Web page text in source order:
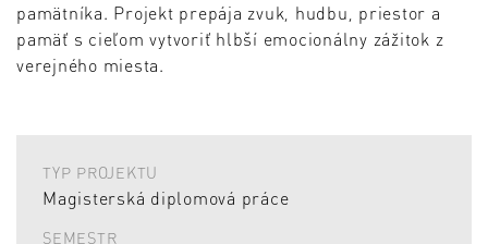
pamätníka. Projekt prepája zvuk, hudbu, priestor a
pamäť s cieľom vytvoriť hlbší emocionálny zážitok z
verejného miesta.
TYP PROJEKTU
Magisterská diplomová práce
SEMESTR